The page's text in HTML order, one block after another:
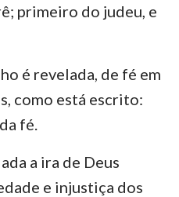
primeiro do judeu, e
é revelada, de fé em
como está escrito:
fé.
a ira de Deus
e injustiça dos